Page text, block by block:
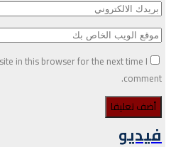
in this browser for the next time I
comment.
فيديو